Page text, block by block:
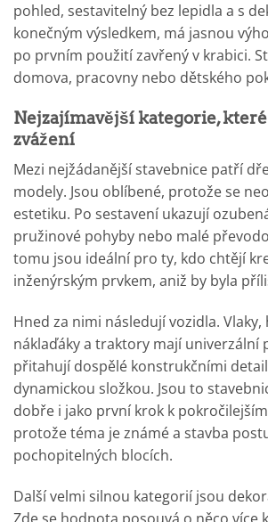
pohled, sestavitelný bez lepidla a s
konečným výsledkem, má jasnou
po prvním použití zavřený v krabici.
domova, pracovny nebo dětského
Nejzajímavější kategorie,
zvážení
Mezi nejžádanější stavebnice patří
modely. Jsou oblíbené, protože se
estetiku. Po sestavení ukazují
pružinové pohyby nebo malé
tomu jsou ideální pro ty, kdo chtějí
inženýrským prvkem, aniž by byla
Hned za nimi následují vozidla.
náklaďáky a traktory mají univerzální
přitahují dospělé konstrukčními
dynamickou složkou. Jsou to
dobře i jako první krok k
protože téma je známé a stavba
pochopitelných blocích.
Další velmi silnou kategorií jsou